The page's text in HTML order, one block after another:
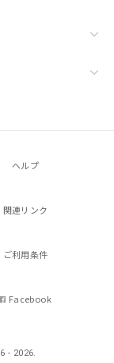
ヘルプ
関連リンク
ご利用条件
Facebook
- 2026.